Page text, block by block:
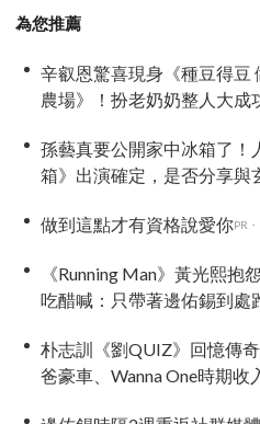
為您推薦
辛叡恩驚喜現身《種豆得豆
農場》！扮老奶奶整人大
孫藝真要公開家中冰箱了！
箱》出演確定，是否分享與
做到這點才有資格說愛你PR
《Running Man》黃光熙抱
吃醋喊：只帶著邊佑錫到處
朴志訓《劉QUIZ》回憶傳
爸豪車、Wanna One時期收